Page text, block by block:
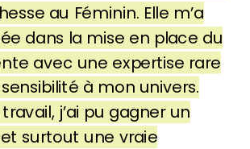
au Féminin. Elle m’a
dans la mise en place du
avec une expertise rare
à mon univers.
j’ai pu gagner un
surtout une vraie